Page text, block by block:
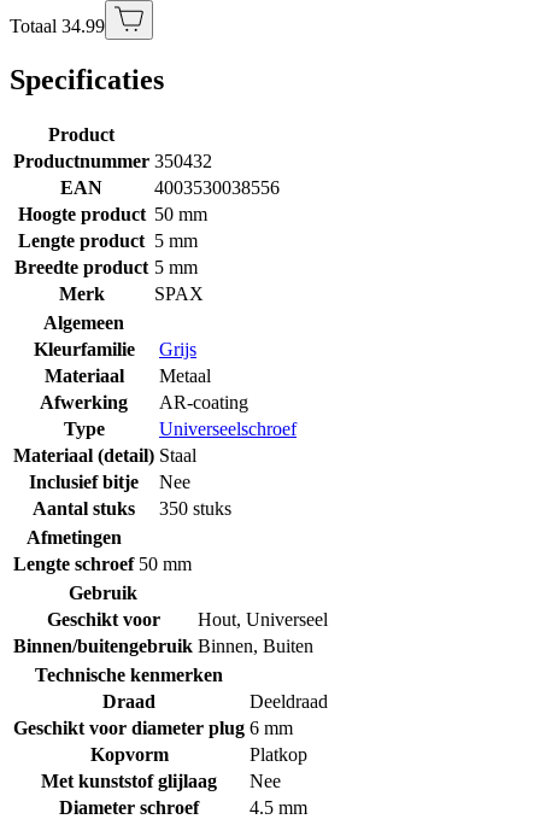
Totaal 34.99
Specificaties
Product
Productnummer 350432
EAN
4003530038556
Hoogte product 50 mm
Lengte product 5 mm
Breedte product 5 mm
Merk
SPAX
Algemeen
Kleurfamilie
Grijs
Materiaal
Metaal
Afwerking
AR-coating
Type
Universeelschroef
Materiaal (detail) Staal
Inclusief bitje
Nee
Aantal stuks
350 stuks
Afmetingen
Lengte schroef 50 mm
Gebruik
Geschikt voor
Hout, Universeel
Binnen/buitengebruik Binnen, Buiten
Technische kenmerken
Draad
Deeldraad
Geschikt voor diameter plug 6 mm
Kopvorm
Platkop
Met kunststof glijlaag
Nee
Diameter schroef
4.5 mm